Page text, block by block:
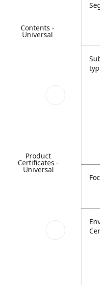
Contents -
Universal
Product
Certificates -
Universal